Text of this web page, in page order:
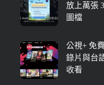
放上萬張
圖檔
公視+ 免
錄片與台
收看